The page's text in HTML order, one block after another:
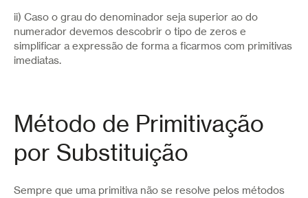
ii) Caso o grau do denominador seja superior ao do
numerador devemos descobrir o tipo de zeros e
simplificar a expressão de forma a ficarmos com primitivas
imediatas.
Método de Primitivação
por Substituição
Sempre que uma primitiva não se resolve pelos métodos